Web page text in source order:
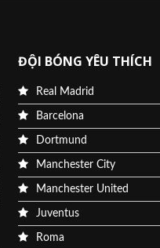
ĐỘI BÓNG YÊU THÍCH
Real Madrid
Barcelona
Dortmund
Manchester City
Manchester United
Juventus
Roma